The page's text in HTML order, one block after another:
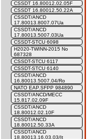
CSSDT 16.80012.02.05F
CSSDT 16.80012.50.22A
CSSDT/ANCD
17.80013.8007.07Ua
CSSDT/ANCD
17.80013.5007.03Ua
CSSDT-STCU 6098
H2020-TWINN-2015 No
687328
CSSDT-STCU 6117
CSSDT-STCU 6140
CSSDT/ANCD
16.80013.5007.04/Ro
NATO EAP.SFPP 984890
CSSDT/ANCD/MECC
15.817.02.09F
CSSDT/ANCD
18.80012.02.10F
CSSDT/ANCD
18.80012.50.33A
CSSDT/ANCD
18.80013.16.03.03/It